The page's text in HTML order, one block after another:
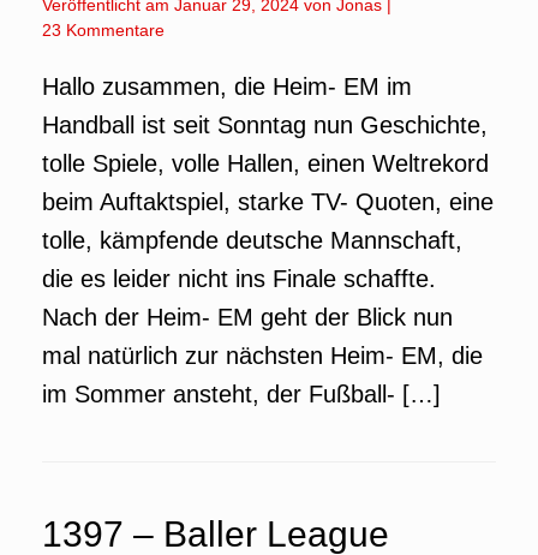
Veröffentlicht am Januar 29, 2024 von Jonas |
23 Kommentare
Hallo zusammen, die Heim- EM im
Handball ist seit Sonntag nun Geschichte,
tolle Spiele, volle Hallen, einen Weltrekord
beim Auftaktspiel, starke TV- Quoten, eine
tolle, kämpfende deutsche Mannschaft,
die es leider nicht ins Finale schaffte.
Nach der Heim- EM geht der Blick nun
mal natürlich zur nächsten Heim- EM, die
im Sommer ansteht, der Fußball- […]
1397 – Baller League